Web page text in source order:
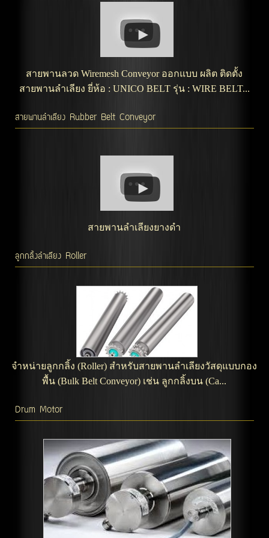
สายพานลวด Wiremesh Conveyor ออกแบบ ผลิต ติดตั้ง
สายพานลำเลียง ยี่ห้อ : UNICO BELT รุ่น : WIRE BELT...
สายพานลำเลียง Rubber Belt Conveyor
สายพานลำเลียงยางดำ
ลูกกลิ้งลำเลียง Roller
จำหน่ายลูกกลิ้ง (Roller) สำหรับสายพานลำเลียงวัสดุแบบกอง
พื้น (Bulk Belt Conveyor) เช่น ลูกกลิ้งบน (Ca...
Drum Motor